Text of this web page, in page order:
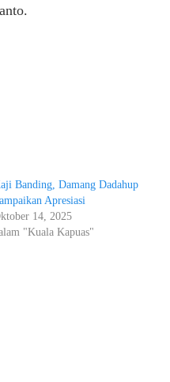
Banding, Damang Dadahup
Apresiasi
14, 2025
"Kuala Kapuas"